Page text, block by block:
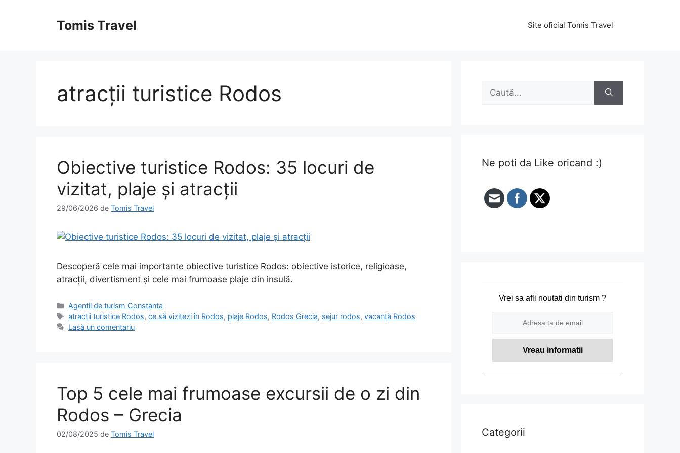
Tomis Travel Site oficial Tomis Travel
atracții turistice Rodos
Obiective turistice Rodos: 35 locuri de
vizitat, plaje și atracții
29/06/2026 de Tomis Travel
Descoperă cele mai importante obiective turistice Rodos: obiective istorice, religioase,
atracții, divertisment și cele mai frumoase plaje din insulă.
Categorii
Agentii de turism Constanta
Etichete
atracții turistice Rodos,ce să vizitezi în Rodos, plaje Rodos, Rodos Grecia, sejur rodos,vacanță Rodos
Lasă un comentariu
Top 5 cele mai frumoase excursii de o zi din
Rodos – Grecia
02/08/2025 de Tomis Travel
Caută
Ne poti da Like oricand :)
Vrei sa afli noutati din turism ?
Categorii